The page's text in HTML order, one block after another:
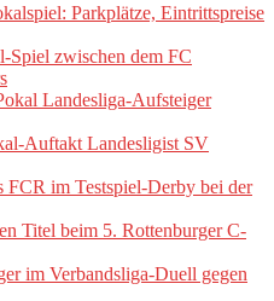
Parkplätze, Eintrittspreise
Spiel zwischen dem FC
Landesliga-Aufsteiger
Auftakt Landesligist SV
FCR im Testspiel-Derby bei der
Titel beim 5. Rottenburger C-
im Verbandsliga-Duell gegen